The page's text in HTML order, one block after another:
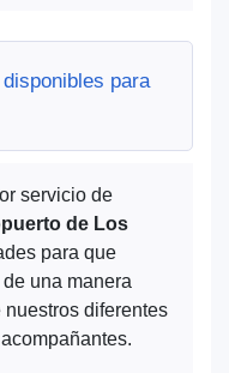
para
servicio de
de Los
para que
una manera
diferentes